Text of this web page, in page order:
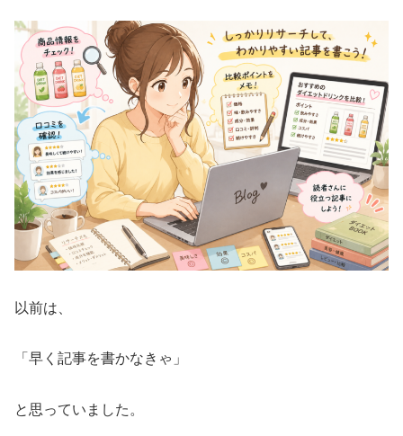
以前は、
「早く記事を書かなきゃ」
と思っていました。